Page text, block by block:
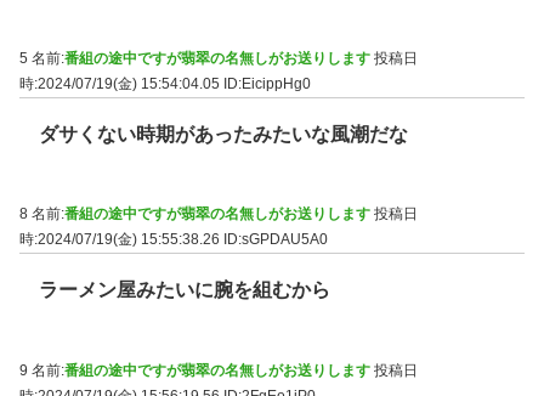
5 名前:番組の途中ですが翡翠の名無しがお送りします 投稿日
時:2024/07/19(金) 15:54:04.05 ID:EicippHg0
ダサくない時期があったみたいな風潮だな
8 名前:番組の途中ですが翡翠の名無しがお送りします 投稿日
時:2024/07/19(金) 15:55:38.26
ID:sGPDAU5A0
ラーメン屋みたいに腕を組むから
9 名前:番組の途中ですが翡翠の名無しがお送りします 投稿日